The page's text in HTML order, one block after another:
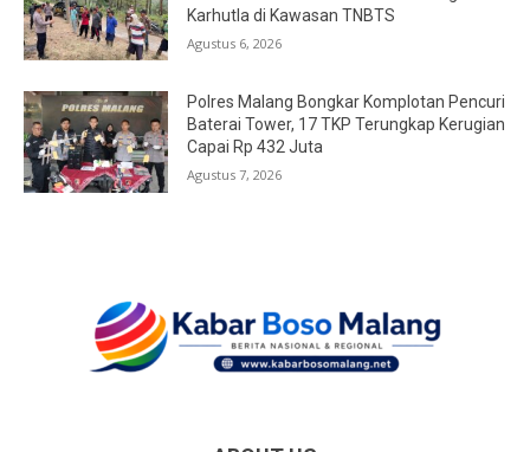
Karhutla di Kawasan TNBTS
Agustus 6, 2026
Polres Malang Bongkar Komplotan Pencuri
Baterai Tower, 17 TKP Terungkap Kerugian
Capai Rp 432 Juta
Agustus 7, 2026